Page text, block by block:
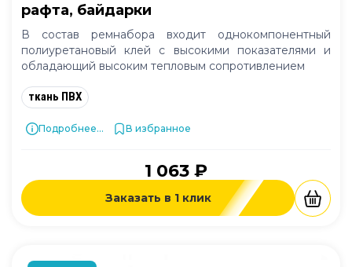
рафта, байдарки
В состав ремнабора входит однокомпонентный
полиуретановый клей с высокими показателями и
обладающий высоким тепловым сопротивлением
ткань ПВХ
Подробнее... В избранное
1 063 ₽
Заказать в 1 клик